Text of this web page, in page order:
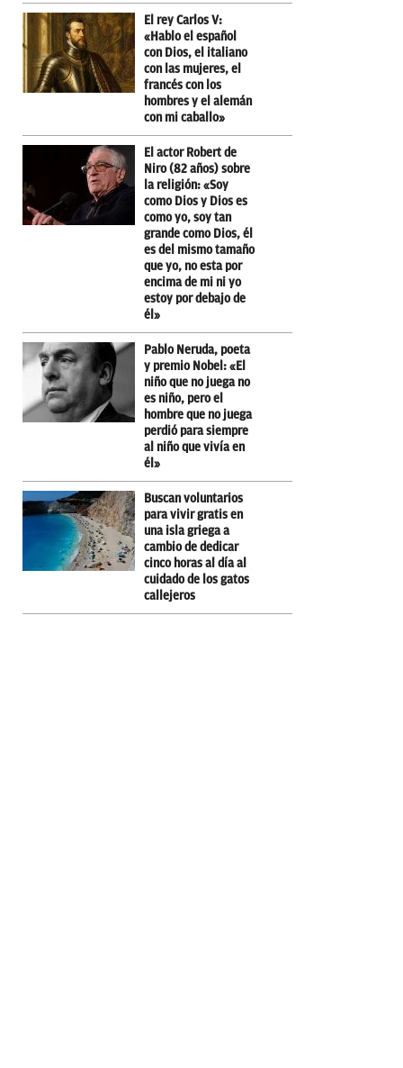
El rey Carlos V:
«Hablo el español
con Dios, el italiano
con las mujeres, el
francés con los
hombres y el alemán
con mi caballo»
El actor Robert de
Niro (82 años) sobre
la religión: «Soy
como Dios y Dios es
como yo, soy tan
grande como Dios, él
es del mismo tamaño
que yo, no esta por
encima de mi ni yo
estoy por debajo de
él»
Pablo Neruda, poeta
y premio Nobel: «El
niño que no juega no
es niño, pero el
hombre que no juega
perdió para siempre
al niño que vivía en
él»
Buscan voluntarios
para vivir gratis en
una isla griega a
cambio de dedicar
cinco horas al día al
cuidado de los gatos
callejeros